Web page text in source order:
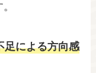
足による方向感